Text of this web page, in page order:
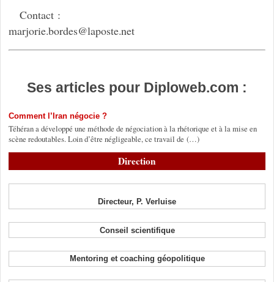
Contact :
marjorie.bordes@laposte.net
Ses articles pour Diploweb.com :
Comment l’Iran négocie ?
Téhéran a développé une méthode de négociation à la rhétorique et à la mise en
scène redoutables. Loin d’être négligeable, ce travail de (…)
Direction
Directeur, P. Verluise
Conseil scientifique
Mentoring et coaching géopolitique